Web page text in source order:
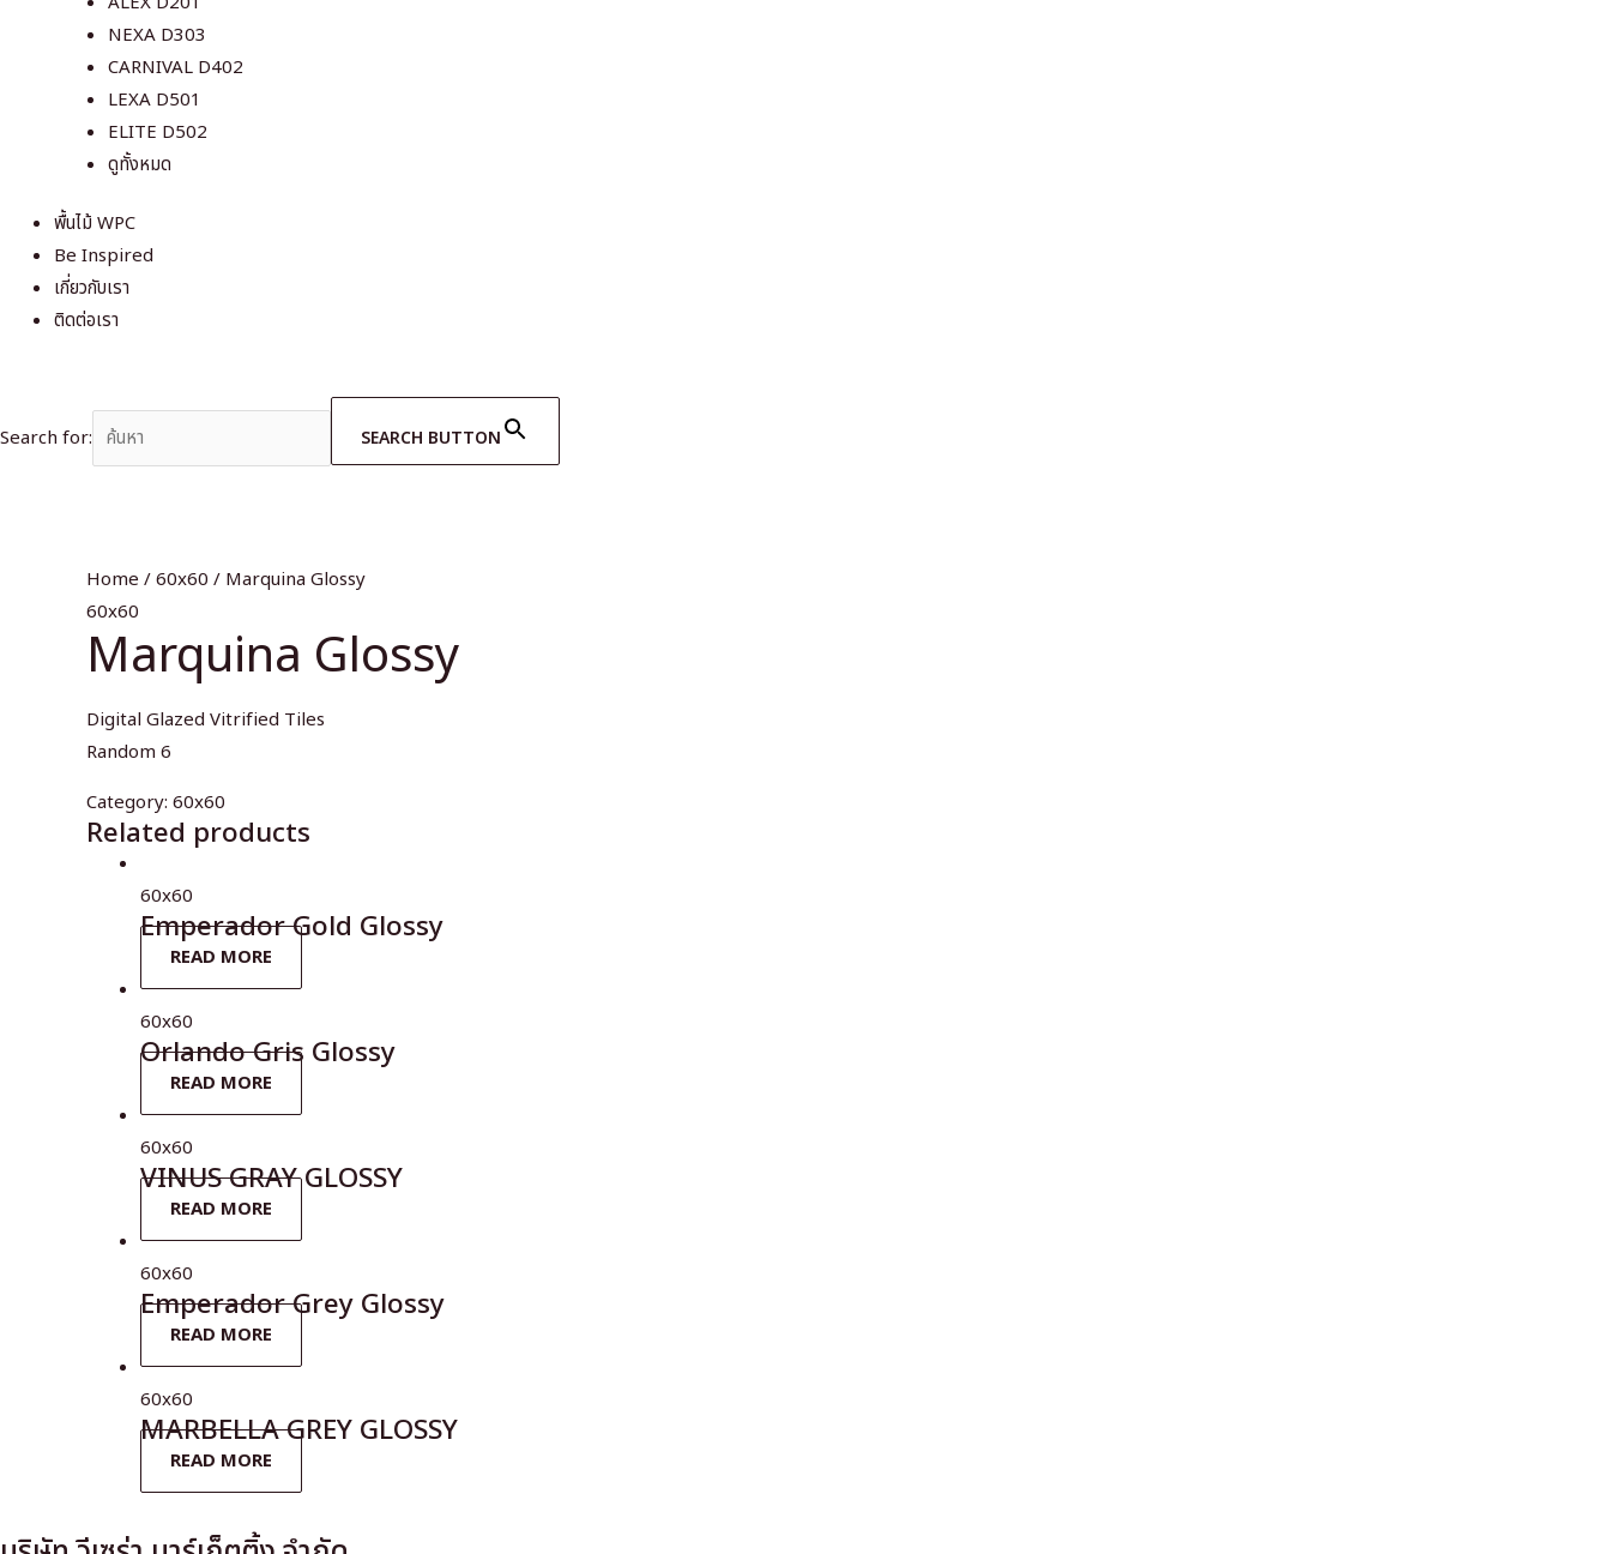
NEXA D303
CARNIVAL D402
LEXA D501
ELITE D502
ดูทั้งหมด
พื้นไม้ WPC
Be Inspired
เกี่ยวกับเรา
ติดต่อเรา
Search for: SEARCH BUTTON
Home /60x60 / Marquina Glossy
60x60
Marquina Glossy
Digital Glazed Vitrified Tiles
Random 6
Category: 60x60
Related products
60x60
Emperador Gold Glossy
READ MORE
60x60
Orlando Gris Glossy
READ MORE
60x60
VINUS GRAY GLOSSY
READ MORE
60x60
Emperador Grey Glossy
READ MORE
60x60
MARBELLA GREY GLOSSY
READ MORE